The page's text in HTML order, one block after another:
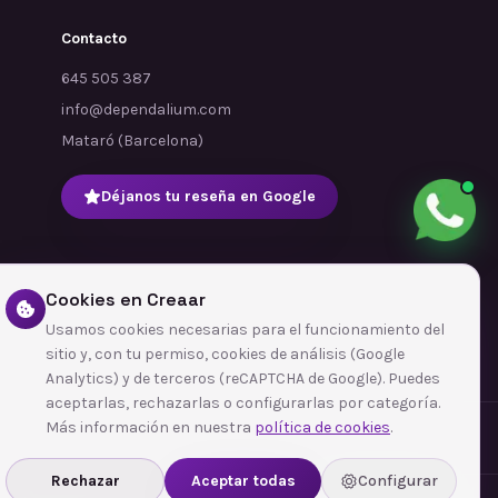
Contacto
645 505 387
info@dependalium.com
Mataró (Barcelona)
Déjanos tu reseña en Google
Cookies en Creaar
Usamos cookies necesarias para el funcionamiento del
sitio y, con tu permiso, cookies de análisis (Google
Analytics) y de terceros (reCAPTCHA de Google). Puedes
aceptarlas, rechazarlas o configurarlas por categoría.
Más información en nuestra política de cookies.
Rechazar Aceptar todas Configurar